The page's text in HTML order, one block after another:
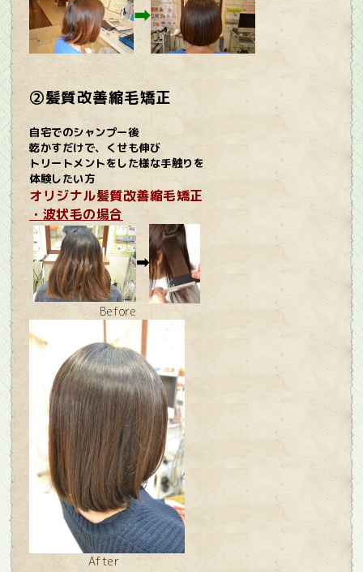
➡
②髪質改善縮毛矯正
自宅でのシャンプー後
乾かすだけで、くせも伸び
トリートメントをした様な手触りを
体験したい方
オリジナル髪質改善縮毛矯正
・波状毛の場合
➡
Before
After